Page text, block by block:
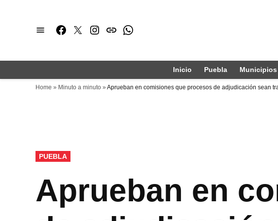
Facebook
TwitterInstagram
issuuWhatsapp
Inicio Puebla Municipios
Home » Minuto a minuto » Aprueban en comisiones que procesos de adjudicación sean
PUBLICADO
EN
PUEBLA
Aprueban en